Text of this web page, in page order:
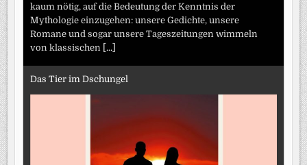
kaum nötig, auf die Bedeutung der Kenntnis der
Mythologie einzugehen: unsere Gedichte, unsere
Romane und sogar unsere Tageszeitungen wimmeln
von klassischen [...]
Das Tier im Dschungel